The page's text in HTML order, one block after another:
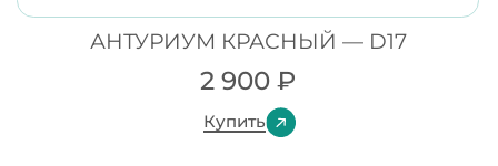
АНТУРИУМ КРАСНЫЙ — D17
2 900₽
Купить